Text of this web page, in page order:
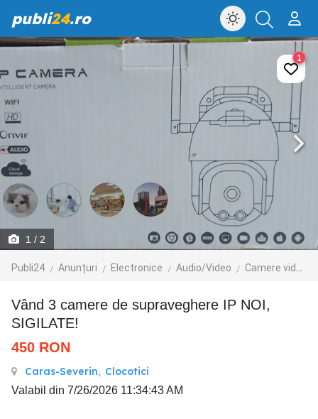
publi24.ro
1 / 2
Publi24 Anunțuri Electronice Audio/Video Camere video
1
Vând 3 camere de supraveghere IP NOI,
SIGILATE!
450 RON
Caras-Severin, Clocotici
Valabil din 7/26/2026 11:34:43 AM